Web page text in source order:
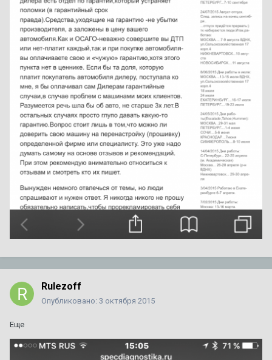
Rulezoff
Опубликовано: 3 октября 2015
Еще